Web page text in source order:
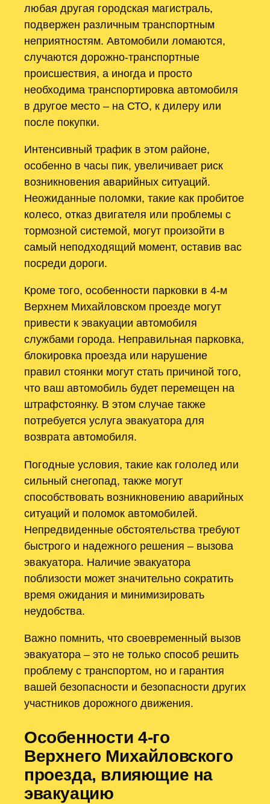
любая другая городская магистраль,
подвержен различным транспортным
неприятностям. Автомобили ломаются,
случаются дорожно-транспортные
происшествия, а иногда и просто
необходима транспортировка автомобиля
в другое место – на СТО, к дилеру или
после покупки.
Интенсивный трафик в этом районе,
особенно в часы пик, увеличивает риск
возникновения аварийных ситуаций.
Неожиданные поломки, такие как пробитое
колесо, отказ двигателя или проблемы с
тормозной системой, могут произойти в
самый неподходящий момент, оставив вас
посреди дороги.
Кроме того, особенности парковки в 4-м
Верхнем Михайловском проезде могут
привести к эвакуации автомобиля
службами города. Неправильная парковка,
блокировка проезда или нарушение
правил стоянки могут стать причиной того,
что ваш автомобиль будет перемещен на
штрафстоянку. В этом случае также
потребуется услуга эвакуатора для
возврата автомобиля.
Погодные условия, такие как гололед или
сильный снегопад, также могут
способствовать возникновению аварийных
ситуаций и поломок автомобилей.
Непредвиденные обстоятельства требуют
быстрого и надежного решения – вызова
эвакуатора. Наличие эвакуатора
поблизости может значительно сократить
время ожидания и минимизировать
неудобства.
Важно помнить, что своевременный вызов
эвакуатора – это не только способ решить
проблему с транспортом, но и гарантия
вашей безопасности и безопасности других
участников дорожного движения.
Особенности 4-го
Верхнего Михайловского
проезда, влияющие на
эвакуацию